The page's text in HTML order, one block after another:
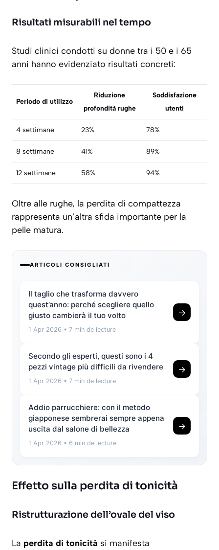
Risultati misurabili nel tempo
Studi clinici condotti su donne tra i 50 e i 65
anni hanno evidenziato risultati concreti:
Periodo di utilizzo
Riduzione
profondità rughe
Soddisfazione
utenti
4 settimane 23% 78%
8 settimane 41% 89%
12 settimane 58% 94%
Oltre alle rughe, la perdita di compattezza
rappresenta un’altra sfida importante per la
pelle matura.
ARTICOLI CONSIGLIATI
Il taglio che trasforma davvero
quest’anno: perché scegliere quello
giusto cambierà il tuo volto
1 Apr 2026 • 7 min de lecture
→
Secondo gli esperti, questi sono i 4
pezzi vintage più difficili da rivendere
1 Apr 2026 • 7 min de lecture
→
Addio parrucchiere: con il metodo
giapponese sembrerai sempre appena
uscita dal salone di bellezza
1 Apr 2026 • 6 min de lecture
→
Effetto sulla perdita di tonicità
Ristrutturazione dell’ovale del viso
La perdita di tonicità si manifesta